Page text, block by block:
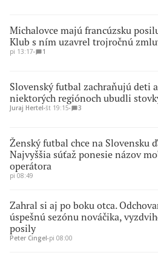
Michalovce majú francúzsku
Klub s ním uzavrel trojročnú
pi 13:17∙ 1
Slovenský futbal zachraňujú deti
niektorých regiónoch ubudli
Juraj Hertel∙št 19:15∙ 3
Ženský futbal chce na Slovensku
Najvyššia súťaž ponesie názov
operátora
pi 08:49
Zahral si aj po boku otca.
úspešnú sezónu nováčika,
posily
Peter Cingel∙pi 08:00